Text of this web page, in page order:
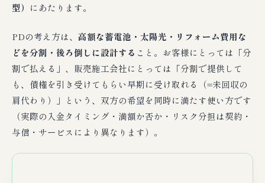
型） にあたります。
PDの考え方は、 高額な蓄電池・太陽光・リフォーム費用な
どを分割・後ろ倒しに設計する こと。お客様にとっては「分
割で払える」、販売施工会社にとっては「分割で提供して
も、債権を引き受けてもらい早期に受け取れる（=未回収の
肩代わり）」という、双方の希望を同時に満たす使い方です
（実際の入金タイミング・満額か否か・リスク分担は契約・
与信・サービスにより異なります）。